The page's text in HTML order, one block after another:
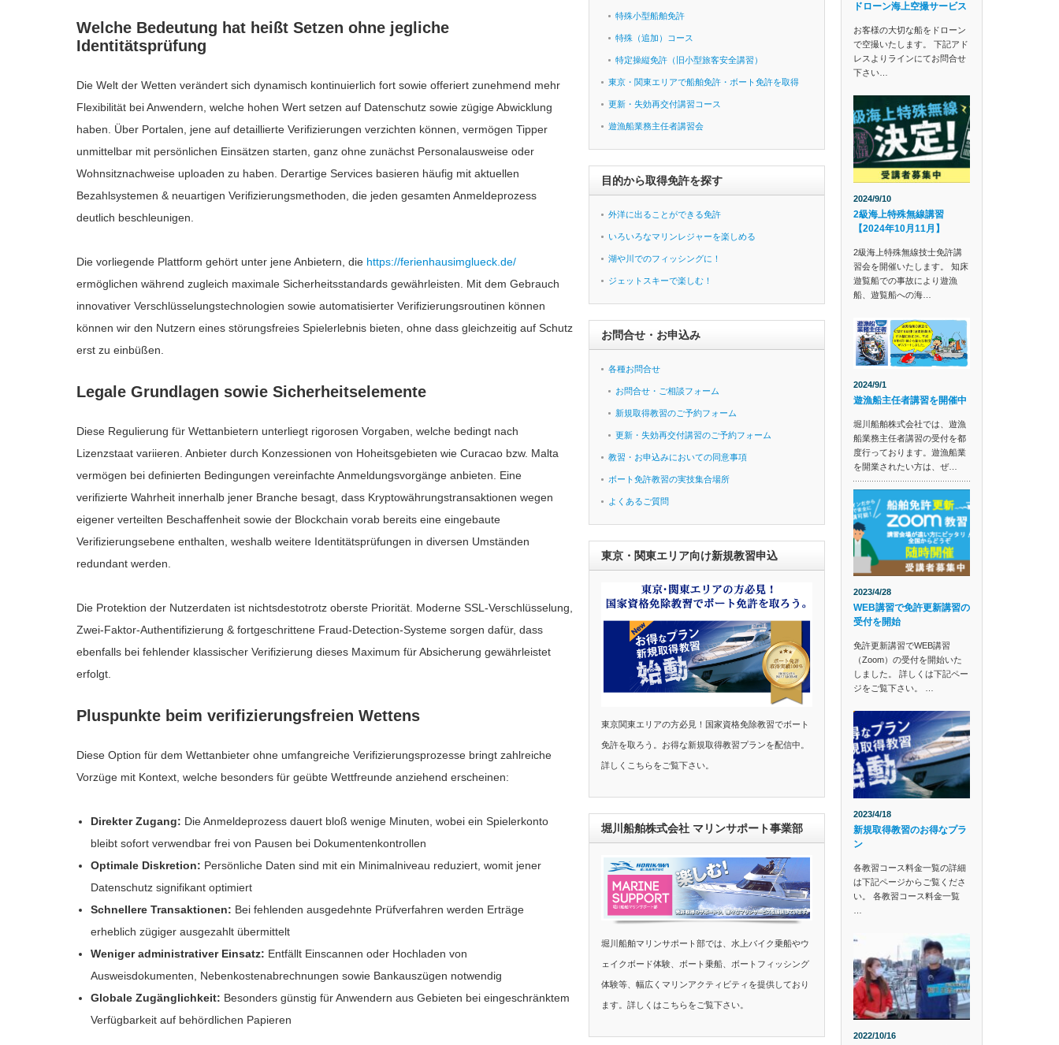
Welche Bedeutung hat heißt Setzen ohne jegliche
Identitätsprüfung
Die Welt der Wetten verändert sich dynamisch kontinuierlich fort sowie offeriert zunehmend mehr
Flexibilität bei Anwendern, welche hohen Wert setzen auf Datenschutz sowie zügige Abwicklung
haben. Über Portalen, jene auf detaillierte Verifizierungen verzichten können, vermögen Tipper
unmittelbar mit persönlichen Einsätzen starten, ganz ohne zunächst Personalausweise oder
Wohnsitznachweise uploaden zu haben. Derartige Services basieren häufig mit aktuellen
Bezahlsystemen & neuartigen Verifizierungsmethoden, die jeden gesamten Anmeldeprozess
deutlich beschleunigen.
Die vorliegende Plattform gehört unter jene Anbietern, die https://ferienhausimglueck.de/
ermöglichen während zugleich maximale Sicherheitsstandards gewährleisten. Mit dem Gebrauch
innovativer Verschlüsselungstechnologien sowie automatisierter Verifizierungsroutinen können
können wir den Nutzern eines störungsfreies Spielerlebnis bieten, ohne dass gleichzeitig auf Schutz
erst zu einbüßen.
Legale Grundlagen sowie Sicherheitselemente
Diese Regulierung für Wettanbietern unterliegt rigorosen Vorgaben, welche bedingt nach
Lizenzstaat variieren. Anbieter durch Konzessionen von Hoheitsgebieten wie Curacao bzw. Malta
vermögen bei definierten Bedingungen vereinfachte Anmeldungsvorgänge anbieten. Eine
verifizierte Wahrheit innerhalb jener Branche besagt, dass Kryptowährungstransaktionen wegen
eigener verteilten Beschaffenheit sowie der Blockchain vorab bereits eine eingebaute
Verifizierungsebene enthalten, weshalb weitere Identitätsprüfungen in diversen Umständen
redundant werden.
Die Protektion der Nutzerdaten ist nichtsdestotrotz oberste Priorität. Moderne SSL-Verschlüsselung,
Zwei-Faktor-Authentifizierung & fortgeschrittene Fraud-Detection-Systeme sorgen dafür, dass
ebenfalls bei fehlender klassischer Verifizierung dieses Maximum für Absicherung gewährleistet
erfolgt.
Pluspunkte beim verifizierungsfreien Wettens
Diese Option für dem Wettanbieter ohne umfangreiche Verifizierungsprozesse bringt zahlreiche
Vorzüge mit Kontext, welche besonders für geübte Wettfreunde anziehend erscheinen:
Direkter Zugang: Die Anmeldeprozess dauert bloß wenige Minuten, wobei ein Spielerkonto
bleibt sofort verwendbar frei von Pausen bei Dokumentenkontrollen
Optimale Diskretion: Persönliche Daten sind mit ein Minimalniveau reduziert, womit jener
Datenschutz signifikant optimiert
Schnellere Transaktionen: Bei fehlenden ausgedehnte Prüfverfahren werden Erträge
erheblich zügiger ausgezahlt übermittelt
Weniger administrativer Einsatz: Entfällt Einscannen oder Hochladen von
Ausweisdokumenten, Nebenkostenabrechnungen sowie Bankauszügen notwendig
Globale Zugänglichkeit: Besonders günstig für Anwendern aus Gebieten bei eingeschränktem
Verfügbarkeit auf behördlichen Papieren
特殊小型船舶免許
特殊（追加）コース
特定操縦免許（旧小型旅客安全講習）
東京・関東エリアで船舶免許・ボート免許を取得
更新・失効再交付講習コース
遊漁船業務主任者講習会
目的から取得免許を探す
外洋に出ることができる免許
いろいろなマリンレジャーを楽しめる
湖や川でのフィッシングに！
ジェットスキーで楽しむ！
お問合せ・お申込み
各種お問合せ
お問合せ・ご相談フォーム
新規取得教習のご予約フォーム
更新・失効再交付講習のご予約フォーム
教習・お申込みにおいての同意事項
ボート免許教習の実技集合場所
よくあるご質問
東京・関東エリア向け新規教習申込
東京関東エリアの方必見！国家資格免除教習でボート
免許を取ろう。お得な新規取得教習プランを配信中。
詳しくこちらをご覧下さい。
堀川船舶株式会社 マリンサポート事業部
堀川船舶マリンサポート部では、水上バイク乗船やウ
ェイクボード体験、ボート乗船、ボートフィッシング
体験等、幅広くマリンアクティビティを提供しており
ます。詳しくはこちらをご覧下さい。
ドローン海上空撮サービス
お客様の大切な船をドローン
で空撮いたします。 下記アド
レスよりラインにてお問合せ
下さい…
2024/9/10
2級海上特殊無線講習
【2024年10月11月】
2級海上特殊無線技士免許講
習会を開催いたします。 知床
遊覧船での事故により遊漁
船、遊覧船への海…
2024/9/1
遊漁船主任者講習を開催中
堀川船舶株式会社では、遊漁
船業務主任者講習の受付を都
度行っております。遊漁船業
を開業されたい方は、ぜ…
2023/4/28
WEB講習で免許更新講習の
受付を開始
免許更新講習でWEB講習
（Zoom）の受付を開始いた
しました。 詳しくは下記ペー
ジをご覧下さい。 …
2023/4/18
新規取得教習のお得なプラ
ン
各教習コース料金一覧の詳細
は下記ページからご覧くださ
い。 各教習コース料金一覧
2022/10/16